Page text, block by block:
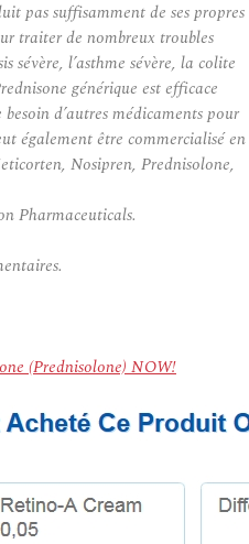
pas suffisamment de ses propres
traiter de nombreux troubles
sévère, l’asthme sévère, la colite
générique est efficace
d’autres médicaments pour
également être commercialisé en
Nosipren, Prednisolone,
Pharmaceuticals.
(Prednisolone) NOW!